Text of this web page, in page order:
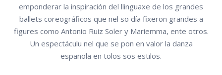
emponderar la inspiración del llinguaxe de los grandes
ballets coreográficos que nel so día fixeron grandes a
figures como Antonio Ruiz Soler y Mariemma, ente otros.
Un espectáculu nel que se pon en valor la danza
española en tolos sos estilos.